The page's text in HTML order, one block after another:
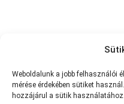
Weboldalunk a jobb felhasználói
mérése érdekében sütiket
hozzájárul a sütik